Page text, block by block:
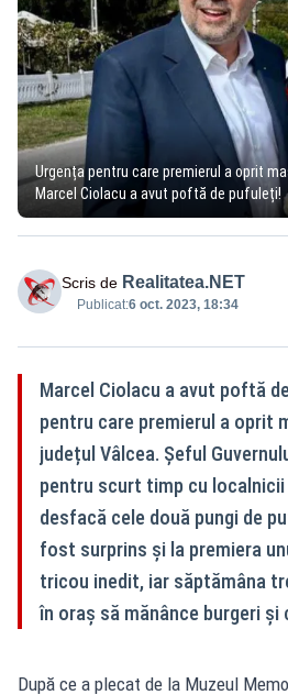
Urgența pentru care premierul a oprit
Marcel Ciolacu a avut poftă de pufuleți!
Scris de Realitatea.NET
Publicat:6 oct. 2023, 18:34
Marcel Ciolacu a avut poftă
pentru care premierul a oprit
județul Vâlcea. Șeful
pentru scurt timp cu
desfacă cele două pungi de
fost surprins și la premiera
tricou inedit, iar săptămâna
în oraș să mănânce burgeri
După ce a plecat de la Muzeul